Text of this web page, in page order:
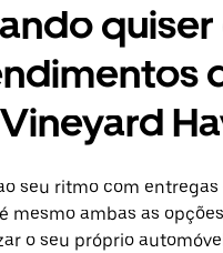
quiser
seu ritmo com entregas
mesmo ambas as
o seu próprio